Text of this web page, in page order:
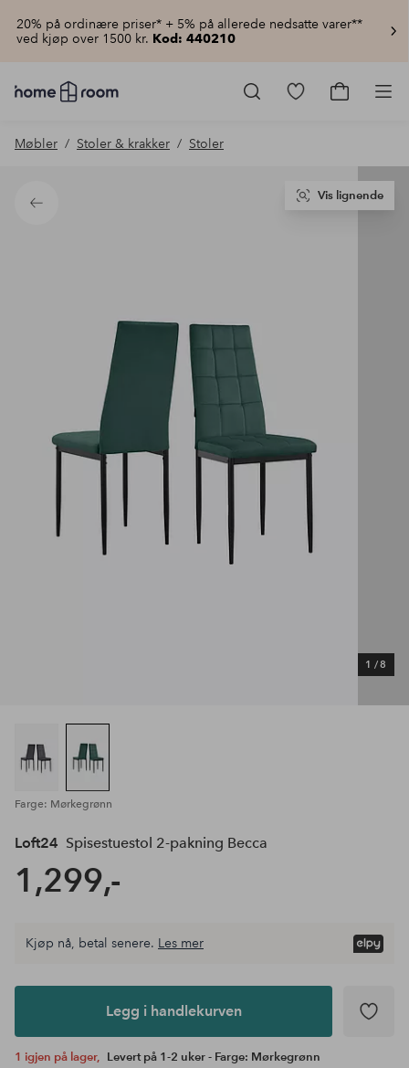
20% på ordinære priser* + 5% på allerede nedsatte varer**
ved kjøp over 1500 kr. Kod: 440210
Homeroom
–
hjemmet
pris
Gå
Gå
Møbler Stoler & krakker Stoler
Tilbake
1 /8
Vis lignende
Farge: Mørkegrønn
Loft24 Spisestuestol 2-pakning Becca
1,299,-
Legg i
Kjøp nå, betal senere. Les mer
Legg i handlekurven
1 igjen på lager, Levert på 1-2 uker - Farge: Mørkegrønn